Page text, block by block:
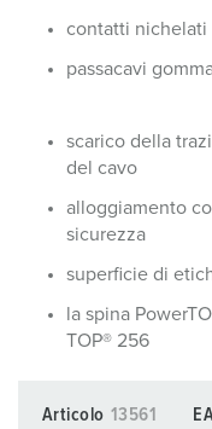
contatti nichelati
passacavi
scarico della
del cavo
alloggiamento
sicurezza
superficie di
la spina
TOP® 256
Articolo 13561